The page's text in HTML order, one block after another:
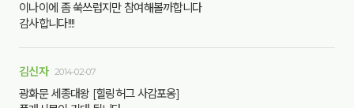
이나이에 좀 쑥쓰럽지만 참여해볼까합니다
감사합니다!!!!
김신자 2014-02-07
광화문 세종대왕 [힐링허그 사감포옹]